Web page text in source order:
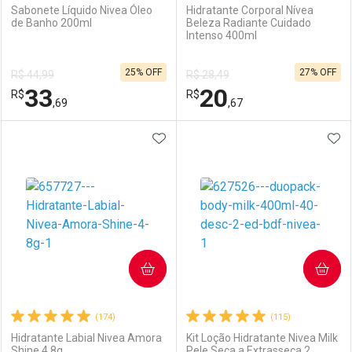
Sabonete Líquido Nivea Óleo
de Banho 200ml
R$ 44,99
R$33,69
25% OFF
Laboratório
Por Menos
Hidratante Corporal Nívea
Beleza Radiante Cuidado
Intenso 400ml
R$ 28,49
R$20,67
27% OFF
Laboratório
Por Menos
(174)
Hidratante Labial Nivea Amora
ADICIONAR AOS FAVORITOS
COMPRAR
(115)
Kit Loção Hidratante Nivea Milk
COMPRAR